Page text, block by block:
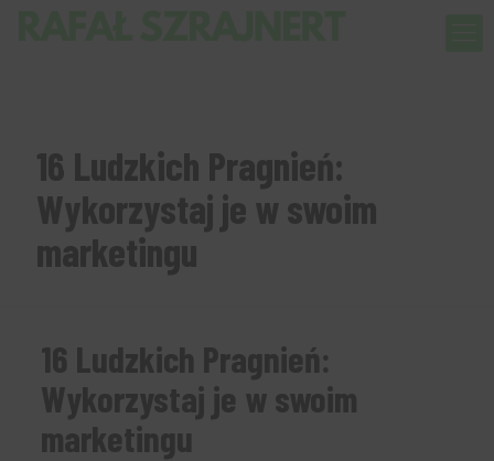
16 Ludzkich Pragnień:
Wykorzystaj je w swoim
marketingu
16 Ludzkich Pragnień:
Wykorzystaj je w swoim
marketingu